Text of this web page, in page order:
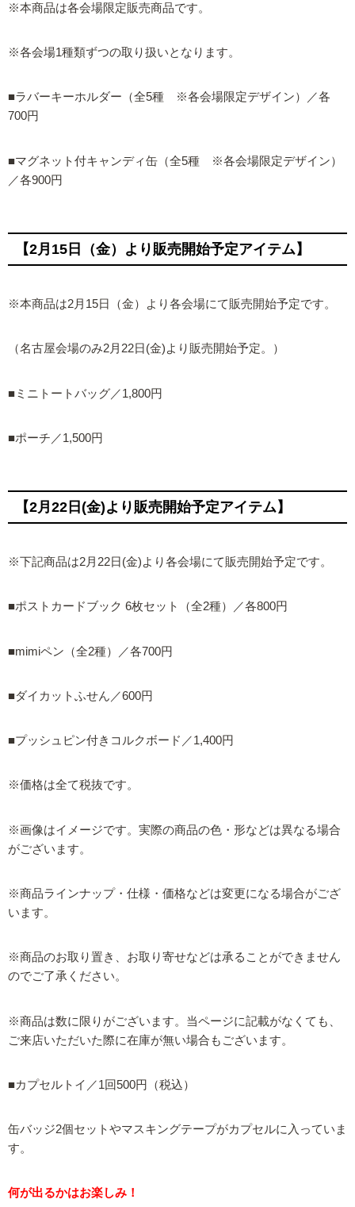
※本商品は各会場限定販売商品です。
※各会場1種類ずつの取り扱いとなります。
■ラバーキーホルダー（全5種 ※各会場限定デザイン）／各
700円
■マグネット付キャンディ缶（全5種 ※各会場限定デザイン）
／各900円
【2月15日（金）より販売開始予定アイテム】
※本商品は2月15日（金）より各会場にて販売開始予定です。
（名古屋会場のみ2月22日(金)より販売開始予定。）
■ミニトートバッグ／1,800円
■ポーチ／1,500円
【2月22日(金)より販売開始予定アイテム】
※下記商品は2月22日(金)より各会場にて販売開始予定です。
■ポストカードブック 6枚セット（全2種）／各800円
■mimiペン（全2種）／各700円
■ダイカットふせん／600円
■プッシュピン付きコルクボード／1,400円
※価格は全て税抜です。
※画像はイメージです。実際の商品の色・形などは異なる場合
がございます。
※商品ラインナップ・仕様・価格などは変更になる場合がござ
います。
※商品のお取り置き、お取り寄せなどは承ることができません
のでご了承ください。
※商品は数に限りがございます。当ページに記載がなくても、
ご来店いただいた際に在庫が無い場合もございます。
■カプセルトイ／1回500円（税込）
缶バッジ2個セットやマスキングテープがカプセルに入っていま
す。
何が出るかはお楽しみ！